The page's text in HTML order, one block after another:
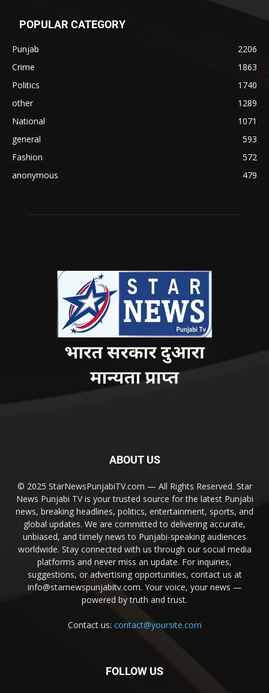
POPULAR CATEGORY
Punjab
2206
Crime
1863
Politics
1740
other
1289
National
1071
general
593
Fashion
572
anonymous
479
ABOUT US
© 2025 StarNewsPunjabiTV.com — All Rights Reserved. Star
News Punjabi TV is your trusted source for the latest Punjabi
news, breaking headlines, politics, entertainment, sports, and
global updates. We are committed to delivering accurate,
unbiased, and timely news to Punjabi-speaking audiences
worldwide. Stay connected with us through our social media
platforms and never miss an update. For inquiries,
suggestions, or advertising opportunities, contact us at
info@starnewspunjabitv.com. Your voice, your news —
powered by truth and trust.
Contact us: contact@yoursite.com
FOLLOW US